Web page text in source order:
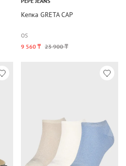
Кепка GRETA CAP
OS
9 560 ₸ 23 900 ₸